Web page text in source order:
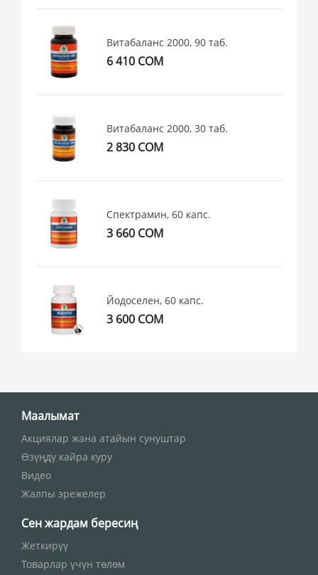
Витабаланс 2000, 90 таб.
6 410 СОМ
Витабаланс 2000, 30 таб.
2 830 СОМ
Спектрамин, 60 капс.
3 660 СОМ
Йодоселен, 60 капс.
3 600 СОМ
Маалымат
Акциялар жана атайын сунуштар
Өзүңдү кайра куру
Видео
Жалпы эрежелер
Сен жардам бересиң
Жеткирүү
Товарлар үчүн төлөм